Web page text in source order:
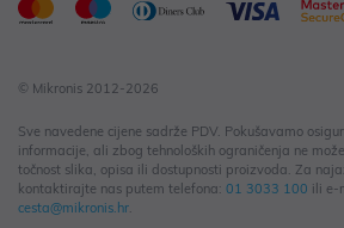
© Mikronis 2012-2026
Sve navedene cijene sadrže PDV. Pokušavamo
informacije, ali zbog tehnoloških ograničenja ne
točnost slika, opisa ili dostupnosti proizvoda. Za
kontaktirajte nas putem telefona: 01 3033 100 ili e-
cesta@mikronis.hr.